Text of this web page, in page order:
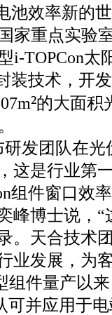
池效率新的
家重点实验
i-TOPCon太
装技术，开
²的大面积
发团队在
这是行业第
组件窗口效
峰博士说，
。天合技术
业发展，为
组件量产以
可并应用于